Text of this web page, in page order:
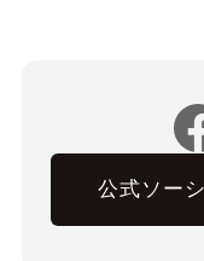
公式ソー